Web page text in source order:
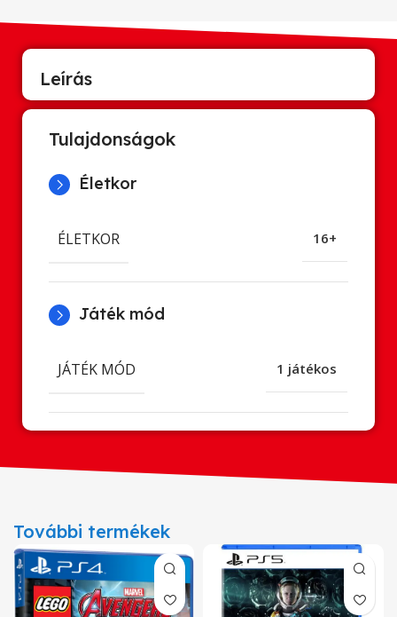
Leírás
Tulajdonságok
Életkor
ÉLETKOR 16+
Játék mód
JÁTÉK MÓD 1 játékos
További termékek